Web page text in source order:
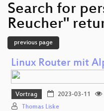
Search for
Reucher"
previous page
Linux Router mit
Vortrag 2023-03-11
Thomas Liske